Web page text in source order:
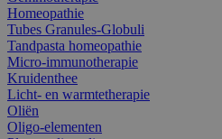
Homeopathie
Tubes Granules-Globuli
Tandpasta homeopathie
Micro-immunotherapie
Kruidenthee
Licht- en warmtetherapie
Oliën
Oligo-elementen